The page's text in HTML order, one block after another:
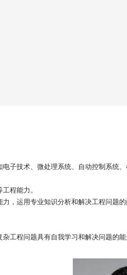
子技术、微处理系统、自动控制系统、
程能力。
，运用专业知识分析和解决工程问题
工程问题具有自我学习和解决问题的能